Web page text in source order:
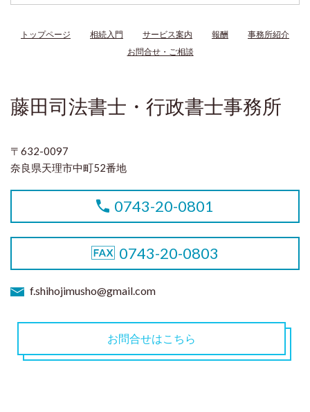
トップページ 相続入門 サービス案内 報酬
事務所紹介
お問合せ・ご相談
藤田司法書士・行政書士事務所
〒632-0097
奈良県天理市中町52番地
0743-20-0801
0743-20-0803
f.shihojimusho@gmail.com
お問合せはこちら